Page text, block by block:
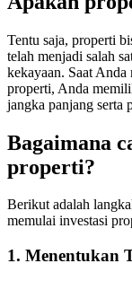
Tentu saja, properti
telah menjadi salah
kekayaan. Saat
properti, Anda
jangka panjang serta
Bagaimana
properti?
Berikut adalah
memulai investasi
1. Menentukan